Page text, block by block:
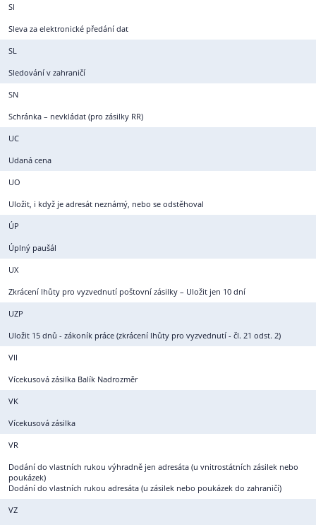
SI
Sleva za elektronické předání dat
SL
Sledování v zahraničí
SN
Schránka – nevkládat (pro zásilky RR)
UC
Udaná cena
UO
Uložit, i když je adresát neznámý, nebo se odstěhoval
ÚP
Úplný paušál
UX
Zkrácení lhůty pro vyzvednutí poštovní zásilky – Uložit jen 10 dní
UZP
Uložit 15 dnů - zákoník práce (zkrácení lhůty pro vyzvednutí - čl. 21 odst. 2)
VII
Vícekusová zásilka Balík Nadrozměr
VK
Vícekusová zásilka
VR
Dodání do vlastních rukou výhradně jen adresáta (u vnitrostátních zásilek nebo
poukázek)
Dodání do vlastních rukou adresáta (u zásilek nebo poukázek do zahraničí)
VZ